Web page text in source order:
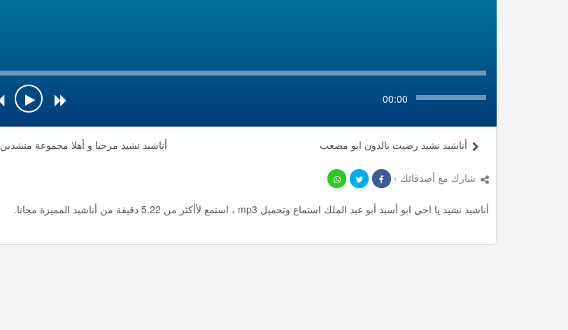
00:00
أناشيد نشيد مرحبا و أهلا مجموعة منشدين أناشيد نشيد رضيت بالدون ابو مصعب
شارك مع أصدقائك ›
أناشيد نشيد يا اخي ابو أسيد أبو عبد الملك استماع وتحميل mp3 ، استمع لأأكثر من 5.22 دقيقة من أناشيد المميزة مجانا.